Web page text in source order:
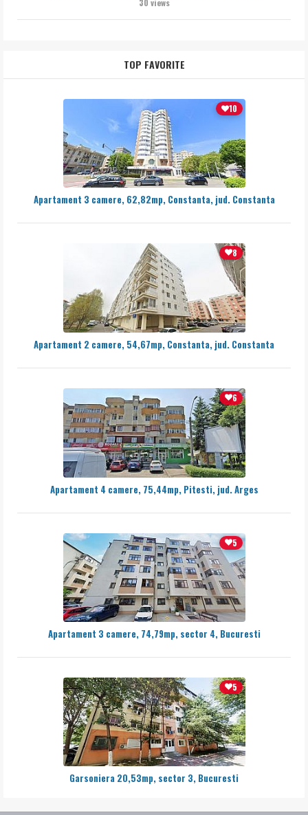
30 views
TOP FAVORITE
10
Apartament 3 camere, 62,82mp, Constanta, jud. Constanta
8
Apartament 2 camere, 54,67mp, Constanta, jud. Constanta
6
Apartament 4 camere, 75,44mp, Pitesti, jud. Arges
5
Apartament 3 camere, 74,79mp, sector 4, Bucuresti
5
Garsoniera 20,53mp, sector 3, Bucuresti